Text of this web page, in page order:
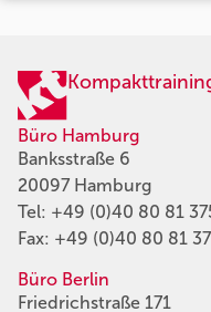
Büro Hamburg
Banksstraße 6
20097 Hamburg
Tel: +49 (0)40 80 81
Fax: +49 (0)40 80 81
Büro Berlin
Friedrichstraße 171